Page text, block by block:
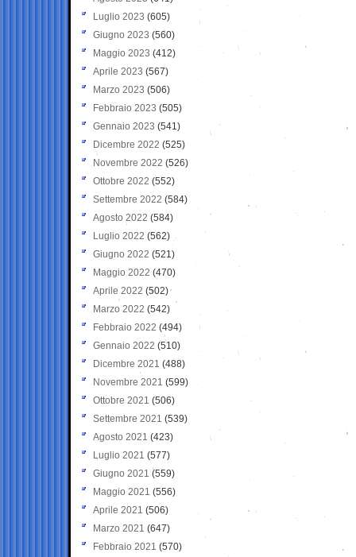
Luglio 2023 (605)
Giugno 2023 (560)
Maggio 2023 (412)
Aprile 2023 (567)
Marzo 2023 (506)
Febbraio 2023 (505)
Gennaio 2023 (541)
Dicembre 2022 (525)
Novembre 2022 (526)
Ottobre 2022 (552)
Settembre 2022 (584)
Agosto 2022 (584)
Luglio 2022 (562)
Giugno 2022 (521)
Maggio 2022 (470)
Aprile 2022 (502)
Marzo 2022 (542)
Febbraio 2022 (494)
Gennaio 2022 (510)
Dicembre 2021 (488)
Novembre 2021 (599)
Ottobre 2021 (506)
Settembre 2021 (539)
Agosto 2021 (423)
Luglio 2021 (577)
Giugno 2021(559)
Maggio 2021 (556)
Aprile 2021 (506)
Marzo 2021 (647)
Febbraio 2021 (570)